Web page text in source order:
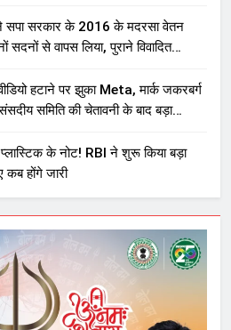
सपा सरकार के 2016 के मदरसा वेतन
सदनों से वापस लिया, पुराने विवादित
हटाने पर झुका Meta, मार्क जकरबर्ग
समिति की चेतावनी के बाद बड़ा
के नोट! RBI ने शुरू किया बड़ा
कब होंगे जारी